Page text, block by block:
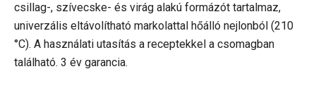
csillag-, szívecske- és virág alakú formázót tartalmaz,
univerzális eltávolítható markolattal hőálló nejlonból (210
°C). A használati utasítás a receptekkel a csomagban
található. 3 év garancia.